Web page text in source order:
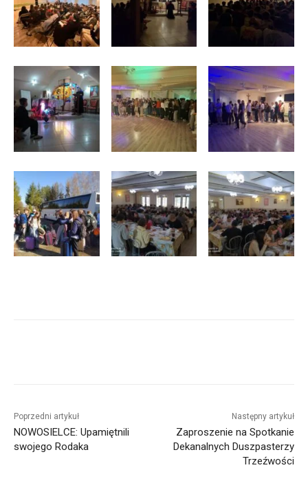
Poprzedni artykuł
NOWOSIELCE: Upamiętnili
swojego Rodaka
Następny artykuł
Zaproszenie na Spotkanie
Dekanalnych Duszpasterzy
Trzeźwości